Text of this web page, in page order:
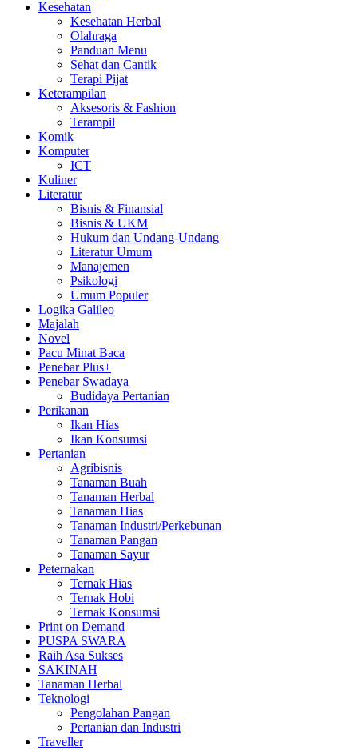
Kesehatan
Kesehatan Herbal
Olahraga
Panduan Menu
Sehat dan Cantik
Terapi Pijat
Keterampilan
Aksesoris & Fashion
Terampil
Komik
Komputer
ICT
Kuliner
Literatur
Bisnis & Finansial
Bisnis & UKM
Hukum dan Undang-Undang
Literatur Umum
Manajemen
Psikologi
Umum Populer
Logika Galileo
Majalah
Novel
Pacu Minat Baca
Penebar Plus+
Penebar Swadaya
Budidaya Pertanian
Perikanan
Ikan Hias
Ikan Konsumsi
Pertanian
Agribisnis
Tanaman Buah
Tanaman Herbal
Tanaman Hias
Tanaman Industri/Perkebunan
Tanaman Pangan
Tanaman Sayur
Peternakan
Ternak Hias
Ternak Hobi
Ternak Konsumsi
Print on Demand
PUSPA SWARA
Raih Asa Sukses
SAKINAH
Tanaman Herbal
Teknologi
Pengolahan Pangan
Pertanian dan Industri
Traveller